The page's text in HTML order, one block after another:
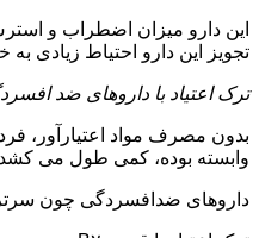
این دارو میزان اضطراب و
تجویز این دارو احتیاط زیادی
ترک اعتیاد با داروهای ضد
بدون مصرف مواد اعتیارآور،
وابسته بوده، کمی طول می کشد
داروهای ضدافسردگی چون